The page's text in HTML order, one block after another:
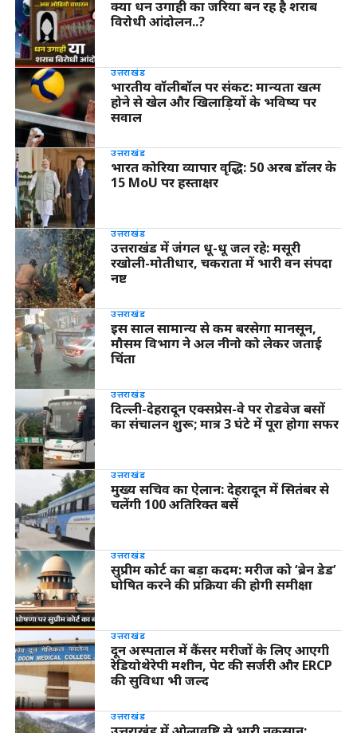
क्या धन उगाही का जरिया बन रह है शराब
विरोधी आंदोलन..?
उत्तराखंड
भारतीय वॉलीबॉल पर संकट: मान्यता खत्म
होने से खेल और खिलाड़ियों के भविष्य पर
सवाल
उत्तराखंड
भारत कोरिया व्यापार वृद्धि: 50 अरब डॉलर के
15 MoU पर हस्ताक्षर
उत्तराखंड
उत्तराखंड में जंगल धू-धू जल रहे: मसूरी
रखोली-मोतीधार, चकराता में भारी वन संपदा
नष्ट
उत्तराखंड
इस साल सामान्य से कम बरसेगा मानसून,
मौसम विभाग ने अल नीनो को लेकर जताई
चिंता
उत्तराखंड
दिल्ली-देहरादून एक्सप्रेस-वे पर रोडवेज बसों
का संचालन शुरू; मात्र 3 घंटे में पूरा होगा सफर
उत्तराखंड
मुख्य सचिव का ऐलान: देहरादून में सितंबर से
चलेंगी 100 अतिरिक्त बसें
उत्तराखंड
सुप्रीम कोर्ट का बड़ा कदम: मरीज को ‘ब्रेन डेड’
घोषित करने की प्रक्रिया की होगी समीक्षा
उत्तराखंड
दून अस्पताल में कैंसर मरीजों के लिए आएगी
रेडियोथेरेपी मशीन, पेट की सर्जरी और ERCP
की सुविधा भी जल्द
उत्तराखंड